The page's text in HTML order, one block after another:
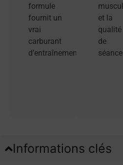
formule
fournit un
vrai
carburant
d’entraînement.
et la
qualité
de
Informations clés